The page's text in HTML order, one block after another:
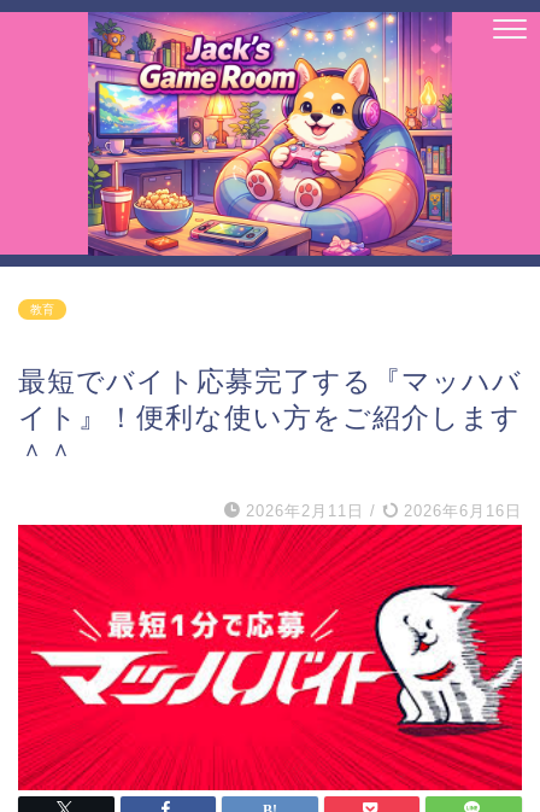
教育
最短でバイト応募完了する『マッハバ
イト』！便利な使い方をご紹介します
＾＾
2026年2月11日 / 2026年6月16日